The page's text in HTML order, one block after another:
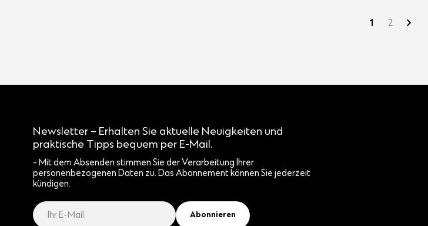
1 2
Newsletter – Erhalten Sie aktuelle Neuigkeiten und
praktische Tipps bequem per E-Mail.
- Mit dem Absenden stimmen Sie der Verarbeitung Ihrer
personenbezogenen Daten zu. Das Abonnement können Sie jederzeit
kündigen.
Abonnieren